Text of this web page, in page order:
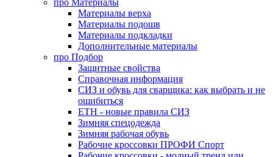
про Материалы
Материалы верха
Материалы подошв
Материалы подкладки
Дополнительные материалы
про Подбор
Защитные свойства
Справочная информация
СИЗ и обувь для сварщика: как выбрать и не
ошибиться
ЕТН - новые правила СИЗ
Зимняя спецодежда
Зимняя рабочая обувь
Рабочие кроссовки ПРОФИ Спорт